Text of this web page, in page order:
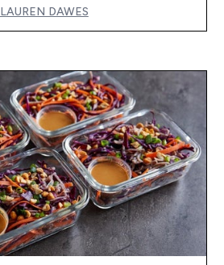
LAUREN DAWES